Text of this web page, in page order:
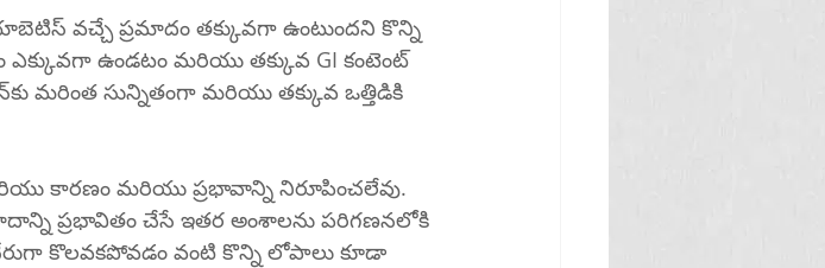
వచ్చే ప్రమాదం తక్కువగా ఉంటుందని కొన్ని
కారణం మరియు ప్రభావాన్ని నిరూపించలేవు.
ప్రభావితం చేసే ఇతర అంశాలను పరిగణనలోకి
కొలవకపోవడం వంటి కొన్ని లోపాలు కూడా